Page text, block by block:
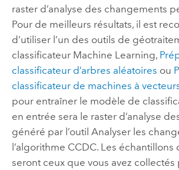
raster d’analyse des changements
Pour de meilleurs résultats, il est
d’utiliser l’un des outils de
classificateur Machine Learning,
classificateur d’arbres aléatoires ou
classificateur de machines à
pour entraîner le modèle de
en entrée sera le raster d’analyse
généré par l’outil Analyser les
l’algorithme CCDC. Les échantillons
seront ceux que vous avez